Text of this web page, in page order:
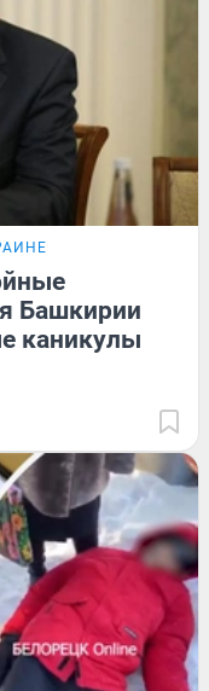
Башкирии
каникулы